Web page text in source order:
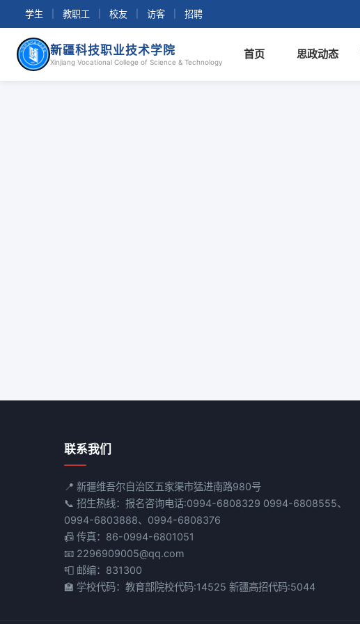
学生 教职工 校友 访客 招聘
新疆科技职业技术学院
Xinjiang Vocational College of Science & Technology
首页 思政动态
联系我们
📍 新疆维吾尔自治区五家渠市猛进南路980号
📞 招生热线：报名咨询电话:0994-6808329 0994-6808555、
0994-6803888、0994-6808376
📠 传真：86-0994-6801051
📧 2296909005@qq.com
📮 邮编：831300
🏫 学校代码：教育部院校代码:14525 新疆高招代码:5044